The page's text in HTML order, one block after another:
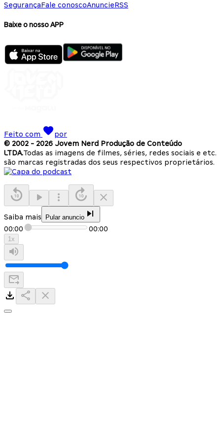
SegurançaFale conoscoAnuncieRSS
Baixe o nosso APP
Feito com
por
© 2002 - 2026 Jovem Nerd Produção de Conteúdo
LTDA.Todas as imagens de filmes, séries, redes sociais e etc.
são marcas registradas dos seus respectivos proprietários.
Saiba mais Pular anuncio
00:00 00:00
1x